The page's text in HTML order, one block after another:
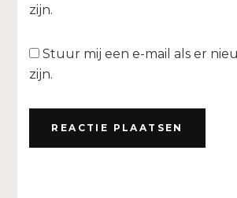
zijn.
Stuur mij een e-mail als er
zijn.